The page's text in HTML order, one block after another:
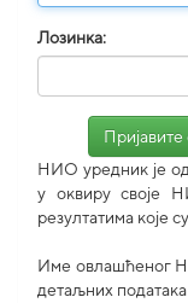
Лозинка:
НИО уредник је
у оквиру своје
резултатима које
Име овлашћеног
детаљних